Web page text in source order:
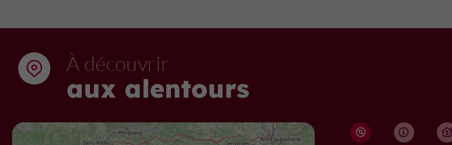
À découvrir
aux alentours